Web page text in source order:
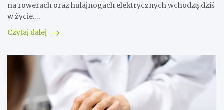
na rowerach oraz hulajnogach elektrycznych wchodzą dziś
w życie.…
Czytaj dalej